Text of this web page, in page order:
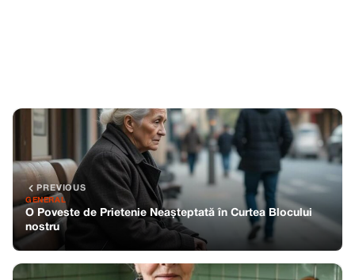
PREVIOUS
GENERAL
O Poveste de Prietenie Neașteptată în Curtea Blocului
nostru